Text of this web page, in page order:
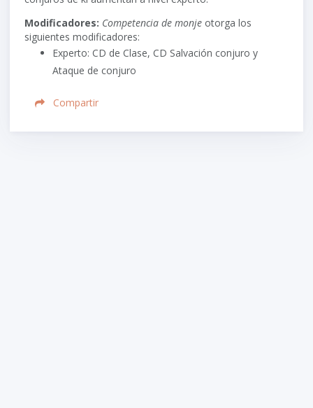
Modificadores: Competencia de monje otorga los
siguientes modificadores:
Experto: CD de Clase, CD Salvación conjuro y
Ataque de conjuro
Compartir